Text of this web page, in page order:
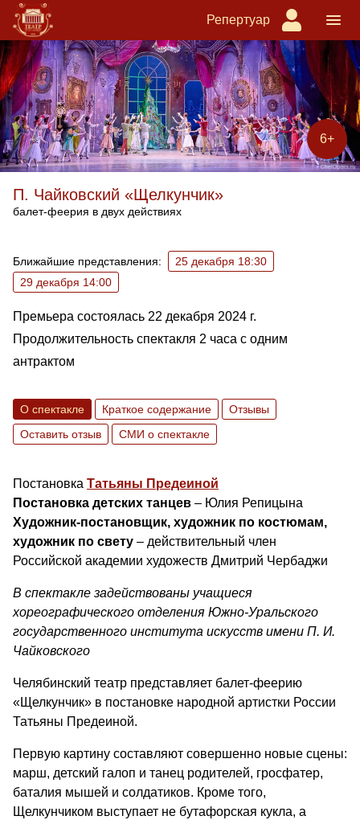
Репертуар
6+
П. Чайковский «Щелкунчик»
балет-феерия в двух действиях
Ближайшие представления:
25 декабря 18:30
29 декабря 14:00
Премьера состоялась 22 декабря 2024 г.
Продолжительность спектакля 2 часа с одним
антрактом
О спектакле Краткое содержание
Отзывы
Оставить отзыв
СМИ о спектакле
Постановка Татьяны Предеиной
Постановка детских танцев – Юлия Репицына
Художник-постановщик, художник по костюмам,
художник по свету – действительный член
Российской академии художеств Дмитрий Чербаджи
В спектакле задействованы учащиеся
хореографического отделения Южно-Уральского
государственного института искусств имени П. И.
Чайковского
Челябинский театр представляет балет-феерию
«Щелкунчик» в постановке народной артистки России
Татьяны Предеиной.
Первую картину составляют совершенно новые сцены:
марш, детский галоп и танец родителей, гросфатер,
баталия мышей и солдатиков. Кроме того,
Щелкунчиком выступает не бутафорская кукла, а